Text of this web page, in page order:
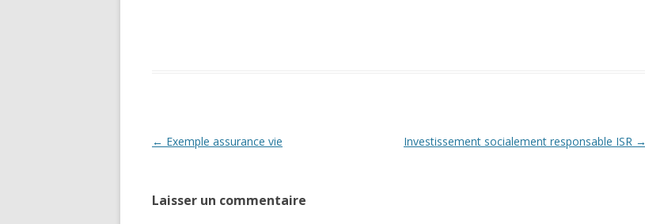
Navigation
← Exemple assurance vie Investissement socialement responsable ISR →
Laisser un commentaire